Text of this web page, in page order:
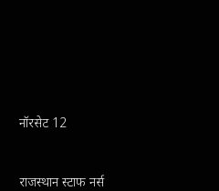
नॉरसेट 12
राजस्थान स्टाफ नर्स